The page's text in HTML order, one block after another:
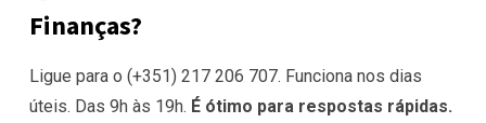
Finanças?
Ligue para o (+351) 217 206 707. Funciona nos dias
úteis. Das 9h às 19h. É ótimo para respostas rápidas.